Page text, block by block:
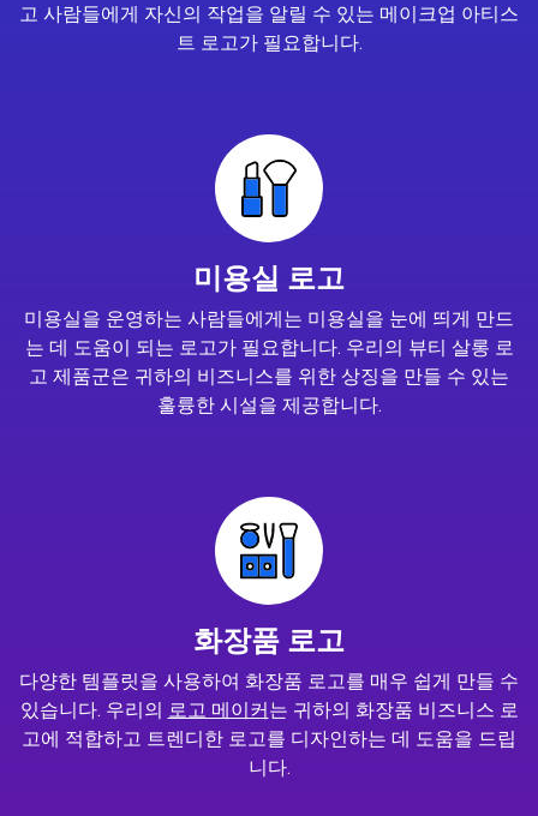
고 사람들에게 자신의 작업을 알릴 수 있는 메이크업 아티스
트 로고가 필요합니다.
미용실 로고
미용실을 운영하는 사람들에게는 미용실을 눈에 띄게 만드
는 데 도움이 되는 로고가 필요합니다. 우리의 뷰티 살롱 로
고 제품군은 귀하의 비즈니스를 위한 상징을 만들 수 있는
훌륭한 시설을 제공합니다.
화장품 로고
다양한 템플릿을 사용하여 화장품 로고를 매우 쉽게 만들 수
있습니다. 우리의 로고 메이커는 귀하의 화장품 비즈니스 로
고에 적합하고 트렌디한 로고를 디자인하는 데 도움을 드립
니다.